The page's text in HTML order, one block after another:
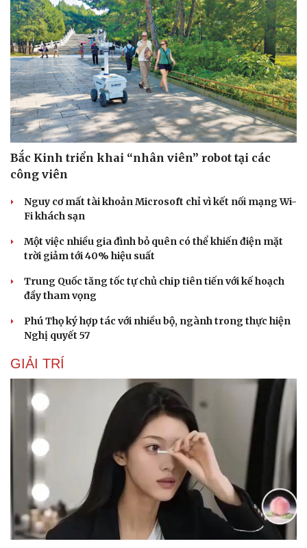
Văn hóa
Sân khấu - Điện ảnh
Văn học
Âm nhạc
Di sản
Giải trí
Nghệ sĩ
Bắc Kinh triển khai “nhân viên” robot tại các
công viên
Nguy cơ mất tài khoản Microsoft chỉ vì kết nối mạng Wi-
Fi khách sạn
Một việc nhiều gia đình bỏ quên có thể khiến điện mặt
trời giảm tới 40% hiệu suất
Trung Quốc tăng tốc tự chủ chip tiên tiến với kế hoạch
đầy tham vọng
Phú Thọ ký hợp tác với nhiều bộ, ngành trong thực hiện
Nghị quyết 57
GIẢI TRÍ